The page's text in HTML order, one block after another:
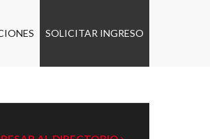
SOLICITAR INGRESO